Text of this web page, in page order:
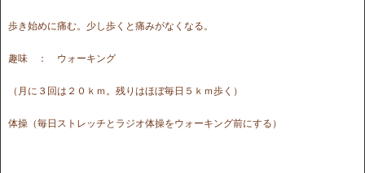
歩き始めに痛む。少し歩くと痛みがなくなる。
趣味 ： ウォーキング
（月に３回は２０ｋｍ。残りはほぼ毎日５ｋｍ歩く）
体操（毎日ストレッチとラジオ体操をウォーキング前にする）